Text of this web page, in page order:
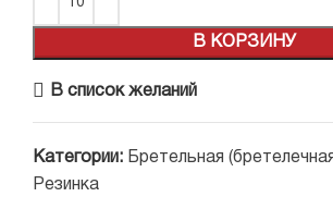
В КОРЗИНУ
В список желаний
Категории: Бретельная
Резинка